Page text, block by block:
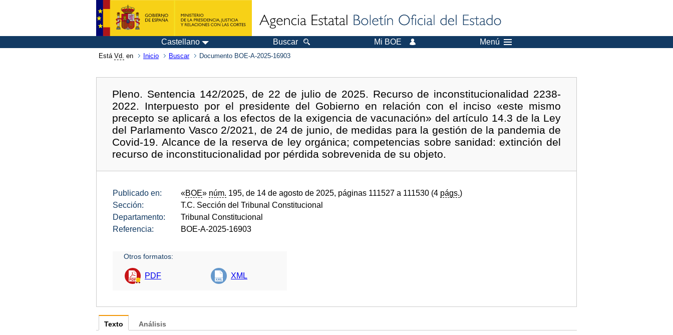
Castellano Buscar Mi BOE Menú
Está Vd. en Inicio Buscar Documento BOE-A-2025-16903
Pleno. Sentencia 142/2025, de 22 de julio de 2025. Recurso de inconstitucionalidad 2238-
2022. Interpuesto por el presidente del Gobierno en relación con el inciso «este mismo
precepto se aplicará a los efectos de la exigencia de vacunación» del artículo 14.3 de la Ley
del Parlamento Vasco 2/2021, de 24 de junio, de medidas para la gestión de la pandemia de
Covid-19. Alcance de la reserva de ley orgánica; competencias sobre sanidad: extinción del
recurso de inconstitucionalidad por pérdida sobrevenida de su objeto.
Publicado en: «BOE» núm. 195, de 14 de agosto de 2025, páginas 111527 a 111530 (4 págs.)
Sección:
T.C. Sección del Tribunal Constitucional
Departamento:
Tribunal Constitucional
Referencia:
BOE-A-2025-16903
Otros formatos:
PDF XML
Texto Análisis